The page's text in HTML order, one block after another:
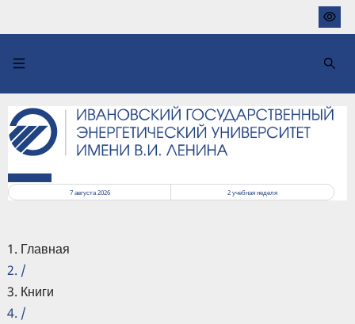
основному
7 августа 2026
2учебная неделя
Главная
/
Книги
/